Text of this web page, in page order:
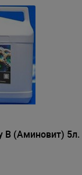
B (Аминовит) 5л.